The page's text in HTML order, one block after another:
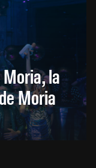
la
Moria